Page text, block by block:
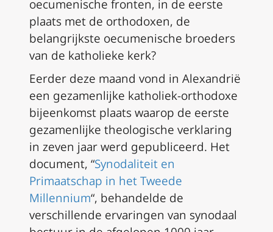
oecumenische fronten, in de eerste
plaats met de orthodoxen, de
belangrijkste oecumenische broeders
van de katholieke kerk?
Eerder deze maand vond in Alexandrië
een gezamenlijke katholiek-orthodoxe
bijeenkomst plaats waarop de eerste
gezamenlijke theologische verklaring
in zeven jaar werd gepubliceerd. Het
document, “Synodaliteit en
Primaatschap in het Tweede
Millennium“, behandelde de
verschillende ervaringen van synodaal